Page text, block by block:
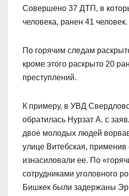
Совершено 37 ДТП, в
человека, ранен 41 человек.
По горячим следам
кроме этого раскрыто 20
преступлений.
К примеру, в УВД
обратилась Нурзат А. с
двое молодых людей
улице Витебская, применив
изнасиловали ее. По
сотрудниками уголовного
Бишкек были задержаны